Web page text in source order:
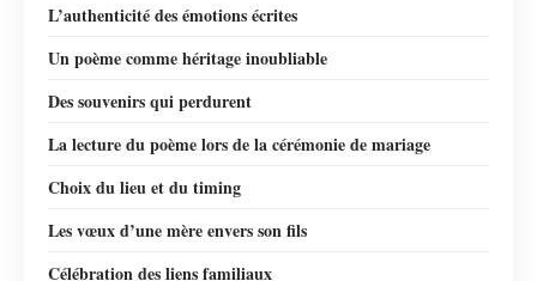
L’authenticité des émotions écrites
Un poème comme héritage inoubliable
Des souvenirs qui perdurent
La lecture du poème lors de la cérémonie de mariage
Choix du lieu et du timing
Les vœux d’une mère envers son fils
Célébration des liens familiaux